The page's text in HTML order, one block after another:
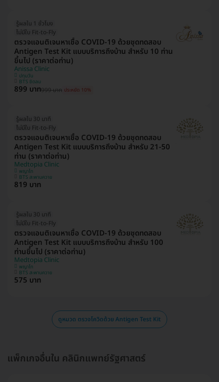
รู้ผลใน 1 ชั่วโมง
ไม่มีใบ Fit-to-Fly
ตรวจแอนติเจนหาเชื้อ COVID-19 ด้วยชุดทดสอบ
Antigen Test Kit แบบบริการถึงบ้าน สำหรับ 10 ท่าน
ขึ้นไป (ราคาต่อท่าน)
Anissa Clinic
ปทุมวัน
BTS ชิดลม
899 บาท999 บาท ประหยัด 10%
รู้ผลใน 30 นาที
ไม่มีใบ Fit-to-Fly
ตรวจแอนติเจนหาเชื้อ COVID-19 ด้วยชุดทดสอบ
Antigen Test Kit แบบบริการถึงบ้าน สำหรับ 21-50
ท่าน (ราคาต่อท่าน)
Medtopia Clinic
พญาไท
BTS สะพานควาย
819 บาท
รู้ผลใน 30 นาที
ไม่มีใบ Fit-to-Fly
ตรวจแอนติเจนหาเชื้อ COVID-19 ด้วยชุดทดสอบ
Antigen Test Kit แบบบริการถึงบ้าน สำหรับ 100
ท่านขึ้นไป (ราคาต่อท่าน)
Medtopia Clinic
พญาไท
BTS สะพานควาย
575 บาท
ดูหมวด ตรวจโควิดด้วย Antigen Test Kit
แพ็กเกจอื่นใน คลินิกแพทย์รัฐศาสตร์